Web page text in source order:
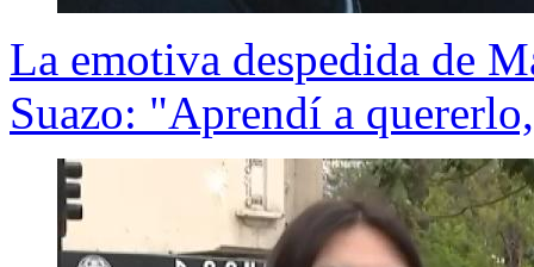
La emotiva despedida de
Suazo: "Aprendí a